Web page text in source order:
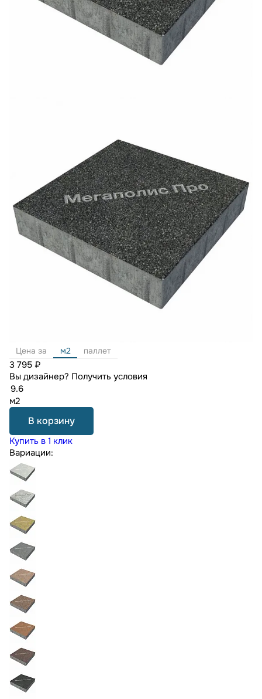
Цена за м2 паллет
3 795 ₽
Вы дизайнер? Получить условия
м2
В корзину
Купить в 1 клик
Вариации: